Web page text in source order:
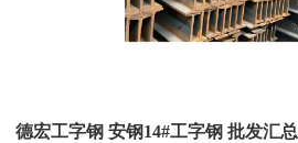
德宏工字钢 安钢14#工字钢 批发汇总